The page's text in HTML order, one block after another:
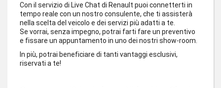
Con il servizio di Live Chat di Renault puoi connetterti in
tempo reale con un nostro consulente, che ti assisterà
nella scelta del veicolo e dei servizi più adatti a te.
Se vorrai, senza impegno, potrai farti fare un preventivo
e fissare un appuntamento in uno dei nostri show-room.
In più, potrai beneficiare di tanti vantaggi esclusivi,
riservati a te!